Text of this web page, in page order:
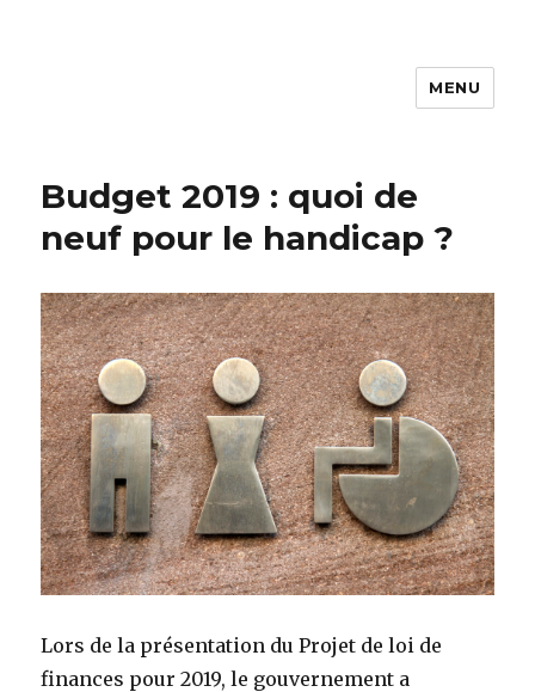
MENU
Budget 2019 : quoi de
neuf pour le handicap ?
Lors de la présentation du Projet de loi de
finances pour 2019, le gouvernement a